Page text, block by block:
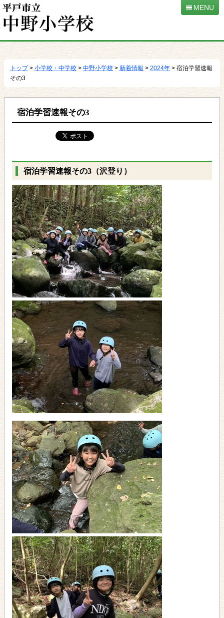
動
MENU
トップ> 小学校・中学校 > 中野小学校 > 新着情報 > 2024年 > 宿泊学習速報
その3
宿泊学習速報その3
宿泊学習速報その3（沢登り）